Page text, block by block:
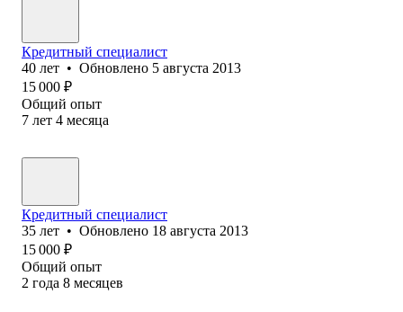
Кредитный специалист
40 лет • Обновлено 5 августа 2013
15 000 ₽
Общий опыт
7 лет 4 месяца
Кредитный специалист
35 лет • Обновлено 18 августа 2013
15 000 ₽
Общий опыт
2 года 8 месяцев